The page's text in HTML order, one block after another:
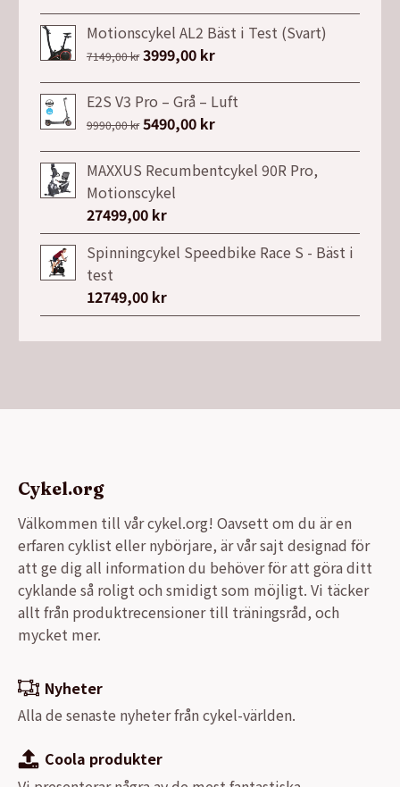
priset
var:
priset
Motionscykel AL2 Bäst i Test (Svart)
7149,00kr Det
priset
var:
3999,00 krDet
priset
är:
E2S V3 Pro – Grå – Luft
9990,00kr Det
priset
var:
9990,00 kr.
5490,00 krDet
priset
MAXXUS Recumbentcykel 90R Pro,
Motionscykel
27499,00 kr
Spinningcykel Speedbike Race S - Bäst i
test
12749,00 kr
Cykel.org
Välkommen till vår cykel.org! Oavsett om du är en
erfaren cyklist eller nybörjare, är vår sajt designad för
att ge dig all information du behöver för att göra ditt
cyklande så roligt och smidigt som möjligt. Vi täcker
allt från produktrecensioner till träningsråd, och
mycket mer.
Nyheter
Alla de senaste nyheter från cykel-världen.
Coola produkter